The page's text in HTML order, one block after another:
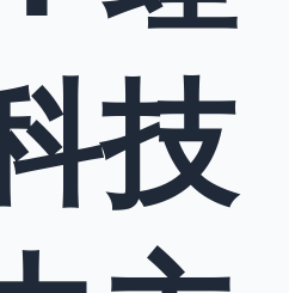
技